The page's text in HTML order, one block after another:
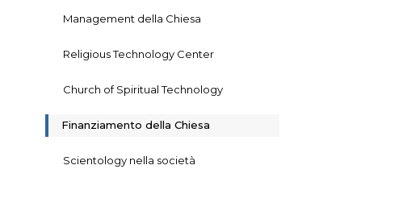
Management della Chiesa
Religious Technology Center
Church of Spiritual Technology
Finanziamento della Chiesa
Scientology nella società